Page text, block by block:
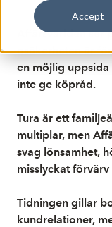
Accept
Affärsvärlden
osäkerheten är
en möjlig
inte ge köpråd.
Tura är ett
multiplar, men
svag lönsamhet,
misslyckat
Tidningen gillar
kundrelationer,